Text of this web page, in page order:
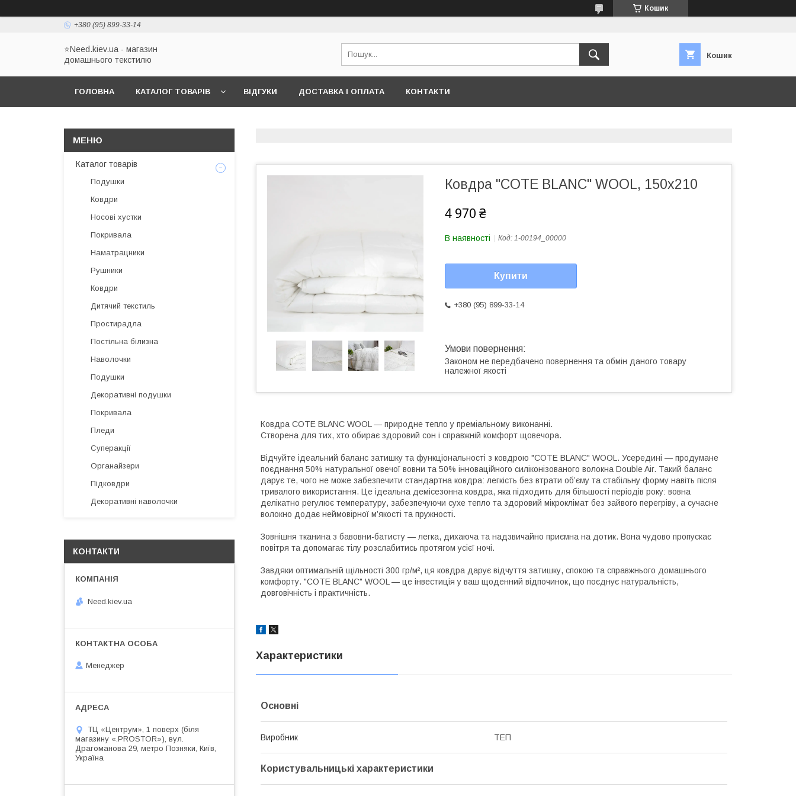
Кошик
+380 (95) 899-33-14
⭐Need.kiev.ua - магазин
домашнього текстилю
Кошик
ГОЛОВНА КАТАЛОГ ТОВАРІВ ВІДГУКИ ДОСТАВКА І ОПЛАТА КОНТАКТИ
Ковдра "COTE BLANC" WOOL, 150x210
4 970 ₴
В наявності Код: 1-00194_00000
Купити
+380 (95) 899-33-14
Законом не передбачено повернення та обмін даного товару
належної якості
Ковдра COTE BLANC WOOL — природне тепло у преміальному виконанні.
Створена для тих, хто обирає здоровий сон і справжній комфорт щовечора.
Відчуйте ідеальний баланс затишку та функціональності з ковдрою "COTE BLANC" WOOL. Усередині — продумане
поєднання 50% натуральної овечої вовни та 50% інноваційного силіконізованого волокна Double Air. Такий баланс
дарує те, чого не може забезпечити стандартна ковдра: легкість без втрати об’єму та стабільну форму навіть після
тривалого використання. Це ідеальна демісезонна ковдра, яка підходить для більшості періодів року: вовна
делікатно регулює температуру, забезпечуючи сухе тепло та здоровий мікроклімат без зайвого перегріву, а сучасне
волокно додає неймовірної м’якості та пружності.
Зовнішня тканина з бавовни-батисту — легка, дихаюча та надзвичайно приємна на дотик. Вона чудово пропускає
повітря та допомагає тілу розслабитись протягом усієї ночі.
Завдяки оптимальній щільності 300 гр/м², ця ковдра дарує відчуття затишку, спокою та справжнього домашнього
комфорту. "COTE BLANC" WOOL — це інвестиція у ваш щоденний відпочинок, що поєднує натуральність,
довговічність і практичність.
Характеристики
Основні
Виробник ТЕП
Користувальницькі характеристики
Каталог товарів
Подушки
Ковдри
Носові хустки
Покривала
Наматрацники
Рушники
Ковдри
Дитячий текстиль
Простирадла
Постільна білизна
Наволочки
Подушки
Декоративні подушки
Покривала
Пледи
Суперакції
Органайзери
Підковдри
Декоративні наволочки
КОНТАКТИ
Need.kiev.ua
Менеджер
ТЦ «Центрум», 1 поверх (біля
магазину «.PROSTOR»), вул.
Драгоманова 29, метро Позняки, Київ,
Україна